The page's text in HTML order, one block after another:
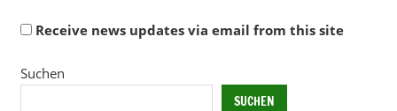
Receive news updates via email from this site
Alternative:
Suchen
SUCHEN